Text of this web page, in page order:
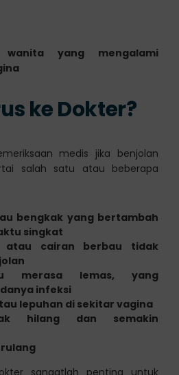
yang mengalami
ke Dokter?
medis jika benjolan
salah satu atau beberapa
bengkak yang bertambah
singkat
atau cairan berbau tidak
merasa lemas, yang
infeksi
lepuhan di sekitar vagina
hilang dan semakin
sangatlah penting untuk